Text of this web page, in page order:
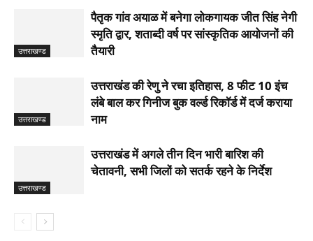
उत्तराखण्ड
पैतृक गांव अयाळ में बनेगा लोकगायक जीत सिंह नेगी
स्मृति द्वार, शताब्दी वर्ष पर सांस्कृतिक आयोजनों की
तैयारी
उत्तराखण्ड
उत्तराखंड की रेणु ने रचा इतिहास, 8 फीट 10 इंच
लंबे बाल कर गिनीज बुक वर्ल्ड रिकॉर्ड में दर्ज कराया
नाम
उत्तराखण्ड
उत्तराखंड में अगले तीन दिन भारी बारिश की
चेतावनी, सभी जिलों को सतर्क रहने के निर्देश